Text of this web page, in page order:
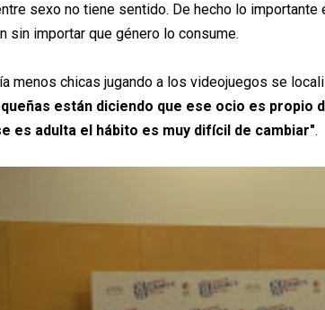
sexo no tiene sentido. De hecho lo
sin importar que género lo consume.
menos chicas jugando a los videojuegos se
están diciendo que ese ocio es propio
es adulta el hábito es muy difícil de cambiar".